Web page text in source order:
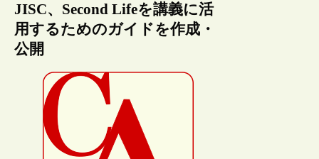
JISC、Second Lifeを講義に活
用するためのガイドを作成・
公開